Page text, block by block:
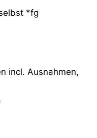
*fg
incl. Ausnahmen,